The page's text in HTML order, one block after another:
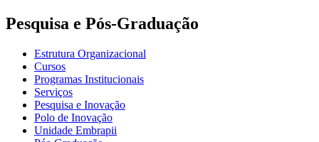
Pesquisa e Pós-Graduação
Estrutura Organizacional
Cursos
Programas Institucionais
Serviços
Pesquisa e Inovação
Polo de Inovação
Unidade Embrapii